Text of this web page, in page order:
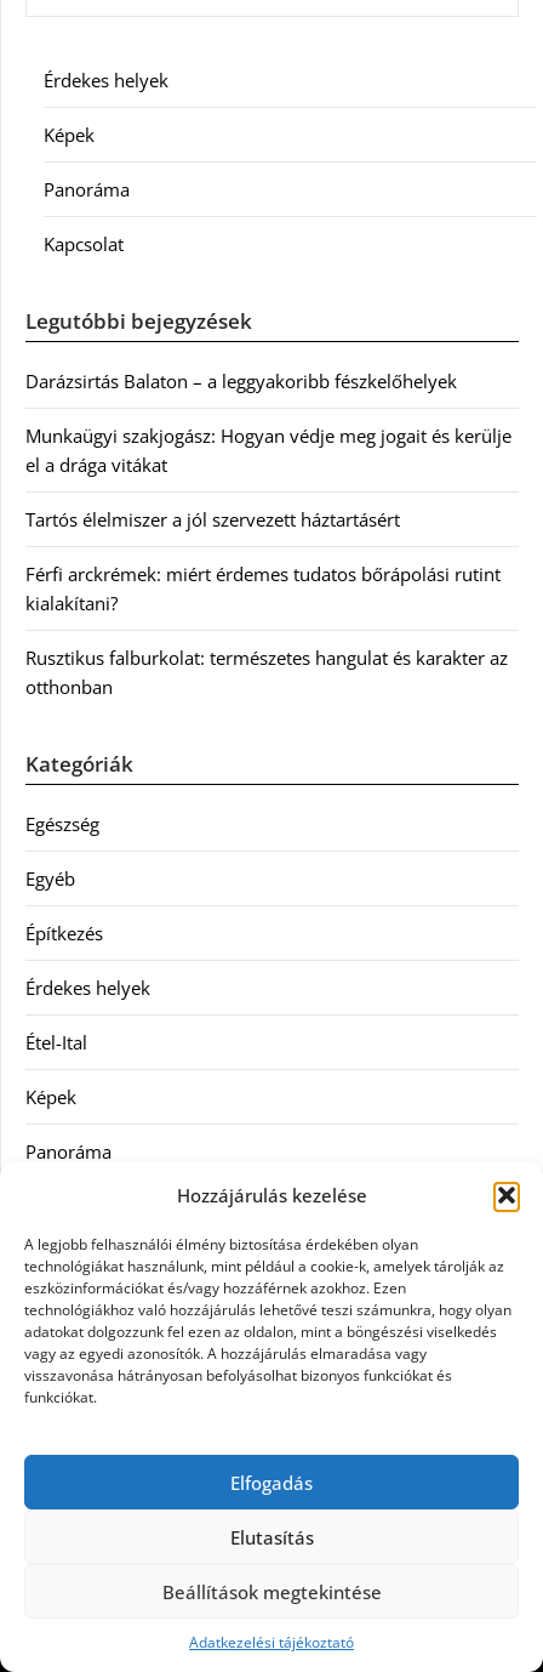
Hozzájárulás kezelése
A legjobb felhasználói élmény biztosítása érdekében olyan
technológiákat használunk, mint például a cookie-k, amelyek tárolják az
eszközinformációkat és/vagy hozzáférnek azokhoz. Ezen
technológiákhoz való hozzájárulás lehetővé teszi számunkra, hogy olyan
adatokat dolgozzunk fel ezen az oldalon, mint a böngészési viselkedés
vagy az egyedi azonosítók. A hozzájárulás elmaradása vagy
visszavonása hátrányosan befolyásolhat bizonyos funkciókat és
funkciókat.
Elfogadás
Elutasítás
Beállítások megtekintése
Adatkezelési tájékoztató
Érdekes helyek
Képek
Panoráma
Kapcsolat
Legutóbbi bejegyzések
Darázsirtás Balaton – a leggyakoribb fészkelőhelyek
Munkaügyi szakjogász: Hogyan védje meg jogait és kerülje
el a drága vitákat
Tartós élelmiszer a jól szervezett háztartásért
Férfi arckrémek: miért érdemes tudatos bőrápolási rutint
kialakítani?
Rusztikus falburkolat: természetes hangulat és karakter az
otthonban
Kategóriák
Egészség
Egyéb
Építkezés
Érdekes helyek
Étel-Ital
Képek
Panoráma
Szolgáltatás
Vásárlás
Webáruházak
gin árak
Theme